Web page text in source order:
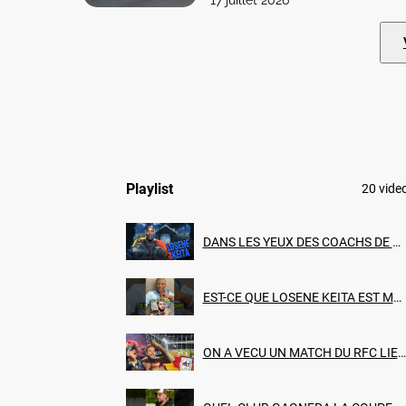
Playlist 20
DANS LES YEUX DES COACHS DE LOSENE KEITA, EN ROUTE POUR LE MILLION! (EPISODE 2)
EST-CE QUE LOSENE KEITA EST MEILLEUR QUE CES COMBATTANTS DE MMA ?
ON A VECU UN MATCH DU RFC LIEGE AVEC NIKOLA LOZINA